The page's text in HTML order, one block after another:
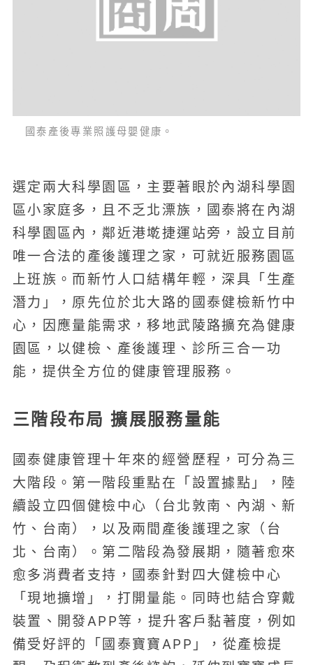
國泰產後專業照護母嬰健康。
選定兩大科學園區，主要著眼於內湖科學園
區小家庭多，且不乏北漂族，國泰將在內湖
科學園區內，鄰近港墘捷運站旁，設立目前
唯一合法的產後護理之家，可就近服務園區
上班族。而新竹人口結構年輕，深具「生產
潛力」，原先位於北大路的國泰健檢新竹中
心，因應量能需求，移地武陵路擴充為健康
園區，以健檢、產後護理、診所三合一功
能，提供全方位的健康管理服務。
三階段布局 擴展服務量能
國泰健康管理十年來的經營歷程，可分為三
大階段。第一階段重點在「設置據點」，陸
續設立四個健檢中心（台北敦南、內湖、新
竹、台南），以及兩間產後護理之家（台
北、台南）。第二階段為發展期，隨著愈來
愈多消費者支持，國泰針對四大健檢中心
「現地擴增」，打開量能。同時也結合穿戴
裝置、開發APP等，提升客戶黏著度，例如
備受好評的「國泰寶寶APP」，從產檢提